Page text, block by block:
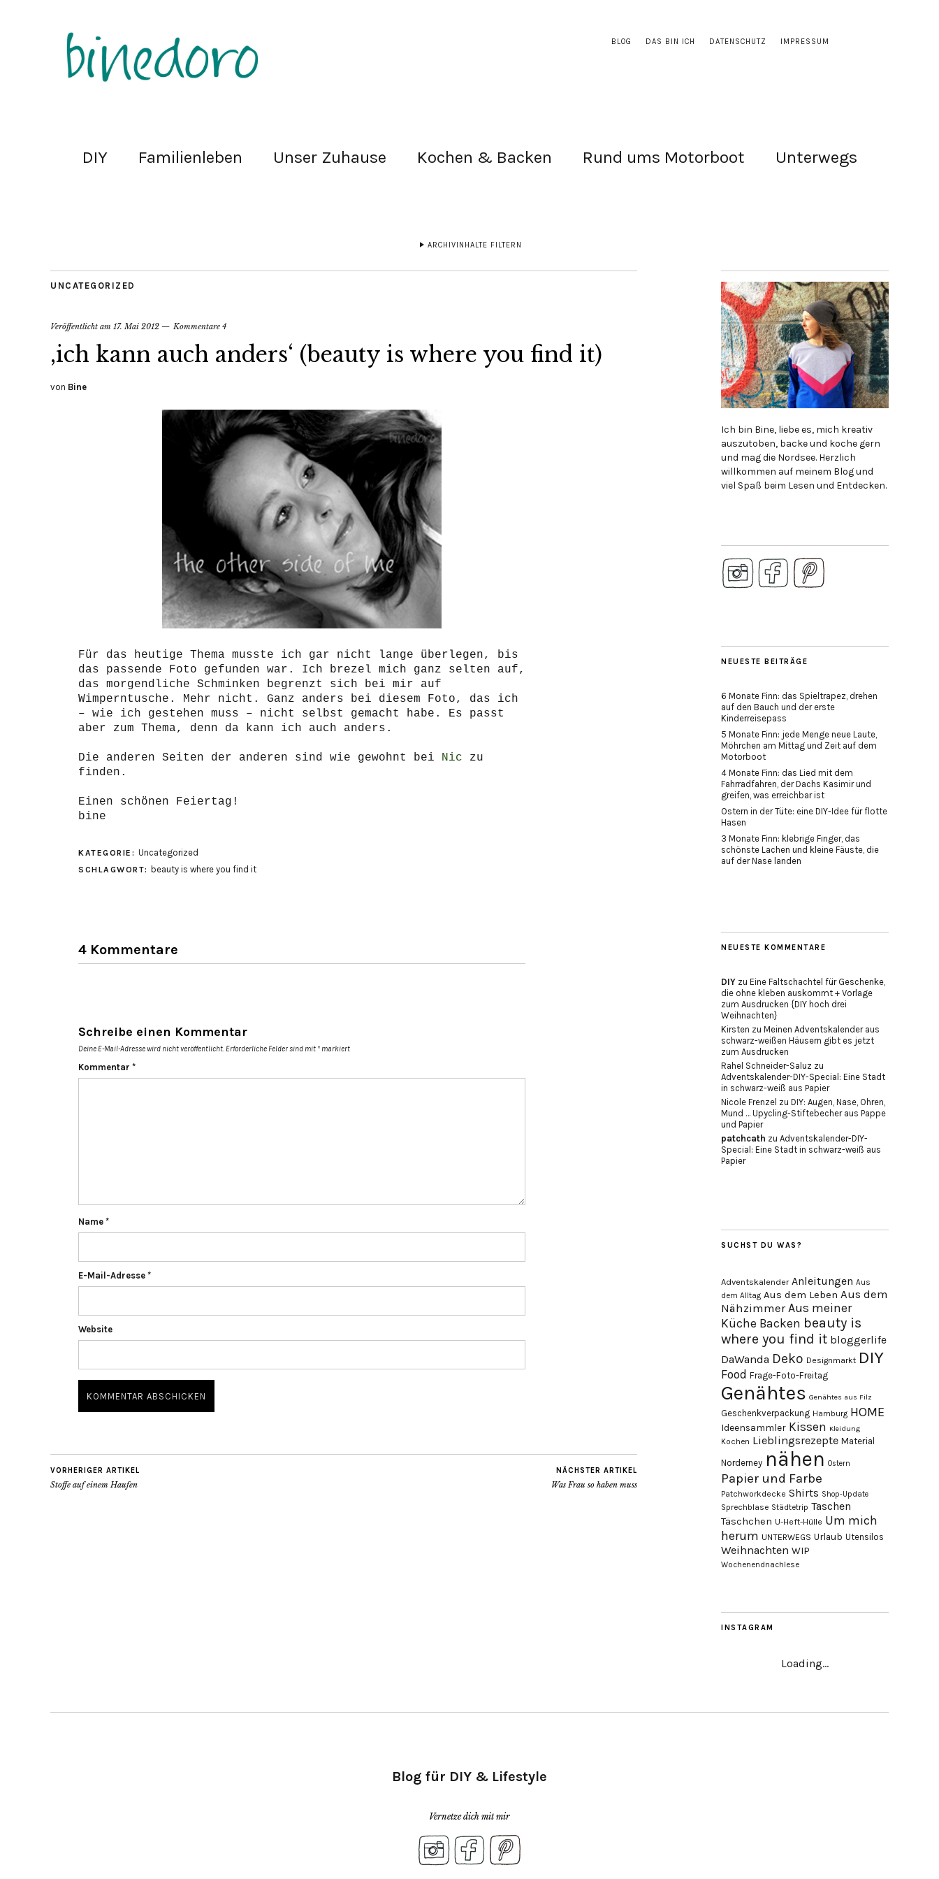
BLOG DAS BIN ICH DATENSCHUTZ IMPRESSUM
DIY Familienleben Unser Zuhause Kochen & Backen Rund ums Motorboot Unterwegs
ARCHIVINHALTE FILTERN
UNCATEGORIZED
Veröffentlicht am 17. Mai 2012 Kommentare 4
‚ich kann auch anders‘ (beauty is where you find it)
von Bine
Für das heutige Thema musste ich gar nicht lange überlegen, bis
das passende Foto gefunden war. Ich brezel mich ganz selten auf,
das morgendliche Schminken begrenzt sich bei mir auf
Wimperntusche. Mehr nicht. Ganz anders bei diesem Foto, das ich
– wie ich gestehen muss – nicht selbst gemacht habe. Es passt
aber zum Thema, denn da kann ich auch anders.
Die anderen Seiten der anderen sind wie gewohnt bei Nic zu
finden.
Einen schönen Feiertag!
bine
KATEGORIE: Uncategorized
SCHLAGWORT: beauty is where you find it
4 Kommentare
Schreibe einen Kommentar
Deine E-Mail-Adresse wird nicht veröffentlicht. Erforderliche Felder sind mit * markiert
Kommentar *
Name *
E-Mail-Adresse *
Website
VORHERIGER ARTIKEL
Stoffe auf einem Haufen
NÄCHSTER ARTIKEL
Was Frau so haben muss
Ich bin Bine, liebe es, mich kreativ
auszutoben, backe und koche gern
und mag die Nordsee. Herzlich
willkommen auf meinem Blog und
viel Spaß beim Lesen und Entdecken.
NEUESTE BEITRÄGE
6 Monate Finn: das Spieltrapez, drehen
auf den Bauch und der erste
Kinderreisepass
5 Monate Finn: jede Menge neue Laute,
Möhrchen am Mittag und Zeit auf dem
Motorboot
4 Monate Finn: das Lied mit dem
Fahrradfahren, der Dachs Kasimir und
greifen, was erreichbar ist
Ostern in der Tüte: eine DIY-Idee für flotte
Hasen
3 Monate Finn: klebrige Finger, das
schönste Lachen und kleine Fäuste, die
auf der Nase landen
NEUESTE KOMMENTARE
DIY zu Eine Faltschachtel für Geschenke,
die ohne kleben auskommt + Vorlage
zum Ausdrucken {DIY hoch drei
Weihnachten}
Kirsten zu Meinen Adventskalender aus
schwarz-weißen Häusern gibt es jetzt
zum Ausdrucken
Rahel Schneider-Saluz zu
Adventskalender-DIY-Special: Eine Stadt
in schwarz-weiß aus Papier
Nicole Frenzel zu DIY: Augen, Nase, Ohren,
Mund … Upycling-Stiftebecher aus Pappe
und Papier
patchcath zu Adventskalender-DIY-
Special: Eine Stadt in schwarz-weiß aus
Papier
SUCHST DU WAS?
Adventskalender Anleitungen Aus
dem Alltag Aus dem Leben Aus dem
Nähzimmer Aus meiner
Küche Backen beauty is
where you find it bloggerlife
DaWanda Deko Designmarkt DIY
Food Frage-Foto-Freitag
Genähtes Genähtes aus Filz
Geschenkverpackung Hamburg HOME
Ideensammler Kissen Kleidung
Kochen Lieblingsrezepte Material
Norderney nähen Ostern
Papier und Farbe
Patchworkdecke Shirts Shop-Update
Sprechblase Städtetrip Taschen
Täschchen U-Heft-Hülle Um mich
herum UNTERWEGS Urlaub Utensilos
Weihnachten WIP
Wochenendnachlese
INSTAGRAM
Loading...
Blog für DIY & Lifestyle
Vernetze dich mit mir